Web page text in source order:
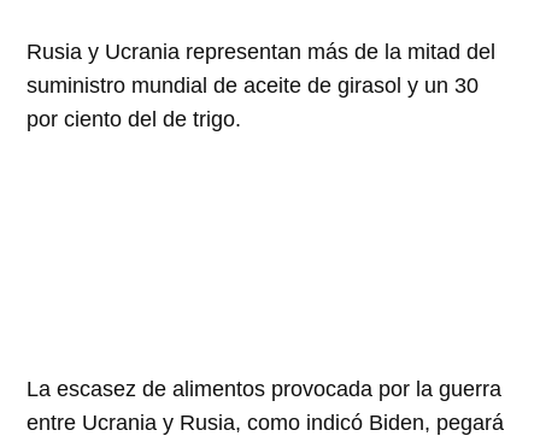
Rusia y Ucrania representan más de la mitad del
suministro mundial de aceite de girasol y un 30
por ciento del de trigo.
La escasez de alimentos provocada por la guerra
entre Ucrania y Rusia, como indicó Biden, pegará